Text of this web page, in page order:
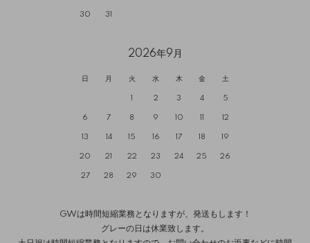
30 31
2026年9月
日 月 火 水 木 金 土
1 2 3 4 5
6 7 8 9 10 11 12
13 14 15 16 17 18 19
20 21 22 23 24 25 26
27 28 29 30
GWは時間短縮業務となりますが、発送もします！
グレーの日は休業致します。